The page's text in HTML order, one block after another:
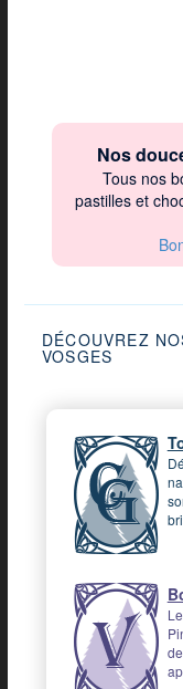
Nos
Tous nos
pastilles et
DÉCOUVREZ
VOSGES